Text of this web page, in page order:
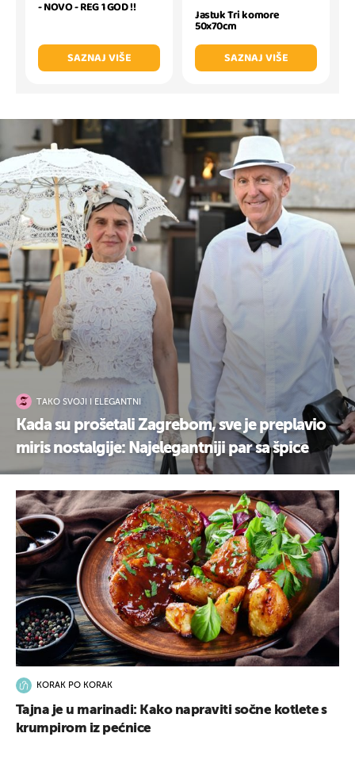
- NOVO - REG 1 GOD !!
SAZNAJ VIŠE
Jastuk Tri komore
50x70cm
SAZNAJ VIŠE
TAKO SVOJI I ELEGANTNI
Kada su prošetali Zagrebom, sve je preplavio
miris nostalgije: Najelegantniji par sa špice
KORAK PO KORAK
Tajna je u marinadi: Kako napraviti sočne kotlete s
krumpirom iz pećnice